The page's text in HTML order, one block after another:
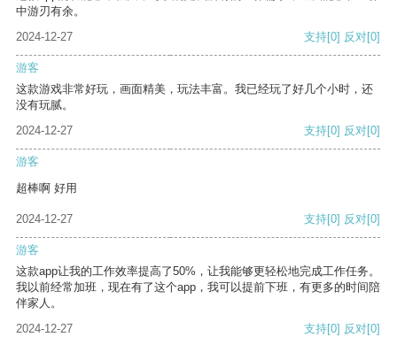
中游刃有余。
2024-12-27
支持[0] 反对[0]
游客
这款游戏非常好玩，画面精美，玩法丰富。我已经玩了好几个小时，还
没有玩腻。
2024-12-27
支持[0] 反对[0]
游客
超棒啊 好用
2024-12-27 支持[0] 反对[0]
游客
这款app让我的工作效率提高了50%，让我能够更轻松地完成工作任务。
我以前经常加班，现在有了这个app，我可以提前下班，有更多的时间陪
伴家人。
2024-12-27
支持[0] 反对[0]